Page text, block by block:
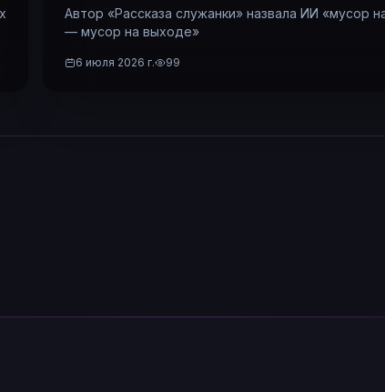
Автор «Рассказа служанки» назвала ИИ «мусор
— мусор на выходе»
6 июля 2026 г. 99